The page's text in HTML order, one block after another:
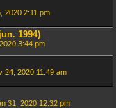
2020 2:11 pm
1994)
3:44 pm
24, 2020 11:49 am
31, 2020 12:32 pm